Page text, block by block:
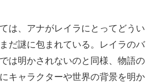
は、アナがレイラにとってどうい
だ謎に包まれている。レイラのバ
は明かされないのと同様、物語の
キャラクターや世界の背景を明か